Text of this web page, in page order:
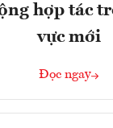
hợp tác
vực mới
Đọc ngay